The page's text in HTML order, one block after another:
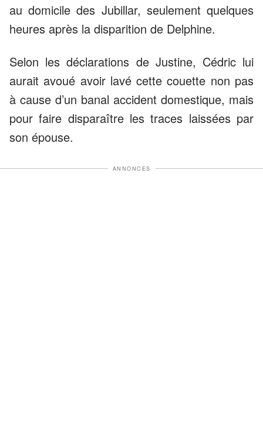
au domicile des Jubillar, seulement quelques
heures après la disparition de Delphine.
Selon les déclarations de Justine, Cédric lui
aurait avoué avoir lavé cette couette non pas
à cause d’un banal accident domestique, mais
pour faire disparaître les traces laissées par
son épouse.
ANNONCES